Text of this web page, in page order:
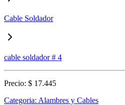
Cable Soldador
cable soldador # 4
Precio: $ 17.445
Categoria: Alambres y Cables